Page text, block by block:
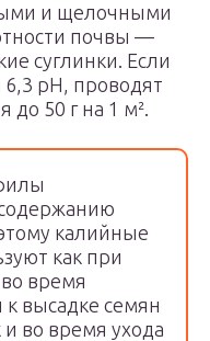
и щелочными
почвы —
суглинки. Если
6,3 рН, проводят
до 50 г на 1 м².
калийные
как при
время
высадке семян
во время ухода